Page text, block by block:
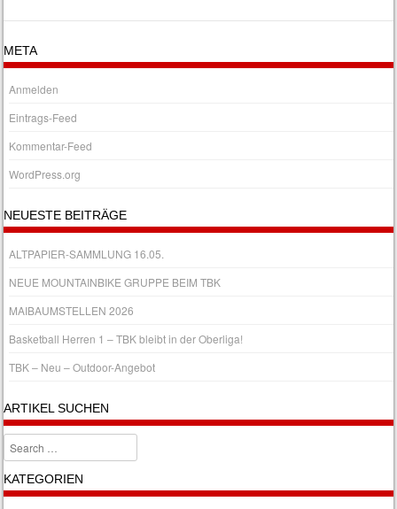
META
Anmelden
Eintrags-Feed
Kommentar-Feed
WordPress.org
NEUESTE BEITRÄGE
ALTPAPIER-SAMMLUNG 16.05.
NEUE MOUNTAINBIKE GRUPPE BEIM TBK
MAIBAUMSTELLEN 2026
Basketball Herren 1 – TBK bleibt in der Oberliga!
TBK – Neu – Outdoor-Angebot
ARTIKEL SUCHEN
Search
KATEGORIEN